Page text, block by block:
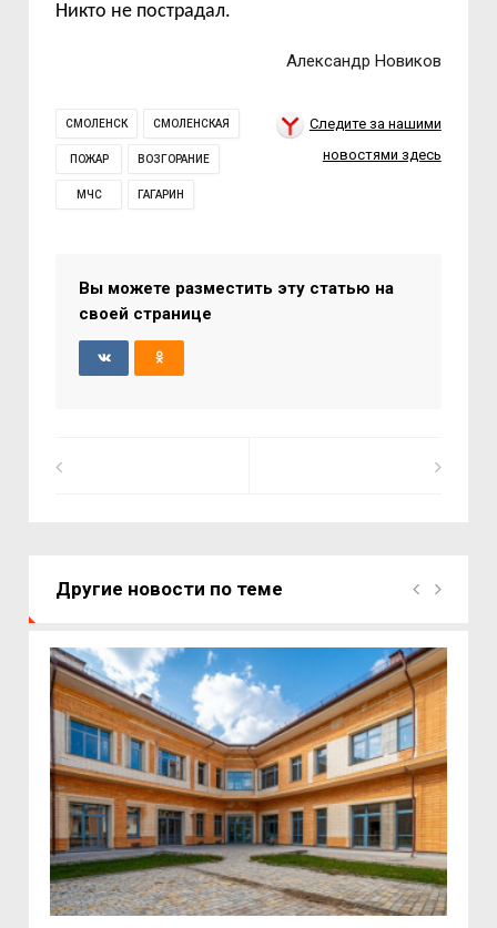
Никто не пострадал.
Александр Новиков
СМОЛЕНСК СМОЛЕНСКАЯ
ПОЖАР ВОЗГОРАНИЕ
МЧС ГАГАРИН
Следите за нашими
новостями здесь
Вы можете разместить эту статью на
своей странице
Другие новости по теме